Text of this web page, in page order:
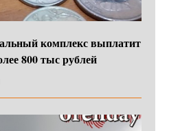
комплекс выплатит
800 тыс рублей